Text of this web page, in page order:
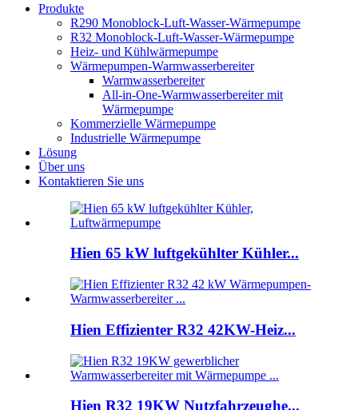
Produkte
R290 Monoblock-Luft-Wasser-Wärmepumpe
R32 Monoblock-Luft-Wasser-Wärmepumpe
Heiz- und Kühlwärmepumpe
Wärmepumpen-Warmwasserbereiter
Warmwasserbereiter
All-in-One-Warmwasserbereiter mit
Wärmepumpe
Kommerzielle Wärmepumpe
Industrielle Wärmepumpe
Lösung
Über uns
Kontaktieren Sie uns
Hien 65 kW luftgekühlter Kühler...
Hien Effizienter R32 42KW-Heiz...
Hien R32 19KW Nutzfahrzeughe...